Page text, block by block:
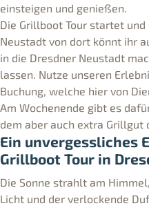
einsteigen und genießen.
Die Grillboot Tour startet
Neustadt von dort könnt ihr
in die Dresdner Neustadt
lassen. Nutze unseren
Buchung, welche hier von
Am Wochenende gibt es
dem aber auch extra Grillgut
Ein unvergessliches
Grillboot Tour in
Die Sonne strahlt am
Licht und der verlockende